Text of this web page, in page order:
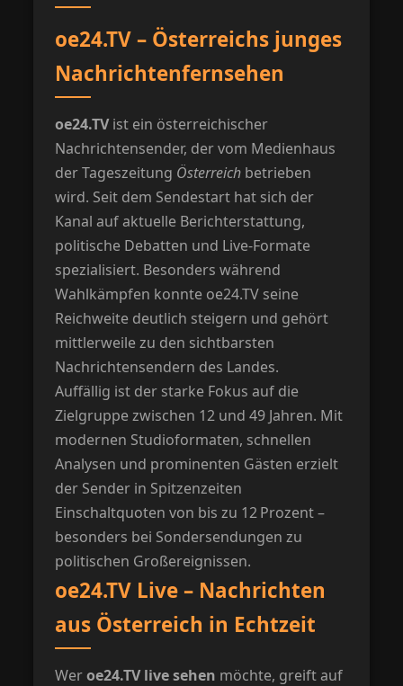
oe24.TV – Österreichs junges
Nachrichtenfernsehen
oe24.TVist ein österreichischer
Nachrichtensender, der vom Medienhaus
der Tageszeitung Österreich betrieben
wird. Seit dem Sendestart hat sich der
Kanal auf aktuelle Berichterstattung,
politische Debatten und Live-Formate
spezialisiert. Besonders während
Wahlkämpfen konnte oe24.TV seine
Reichweite deutlich steigern und gehört
mittlerweile zu den sichtbarsten
Nachrichtensendern des Landes.
Auffällig ist der starke Fokus auf die
Zielgruppe zwischen 12 und 49 Jahren. Mit
modernen Studioformaten, schnellen
Analysen und prominenten Gästen erzielt
der Sender in Spitzenzeiten
Einschaltquoten von bis zu 12 Prozent –
besonders bei Sondersendungen zu
politischen Großereignissen.
oe24.TV Live – Nachrichten
aus Österreich in Echtzeit
Weroe24.TV live sehen möchte, greift auf